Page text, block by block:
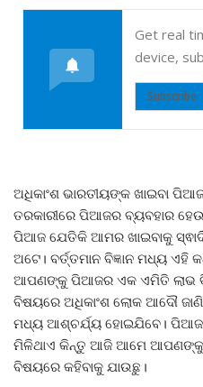
Get real
device,
Subscribe
ଅଧିକାଂଶ ଭାରତୀୟଙ୍କ ଖାଇବା ପିଆଜ
ତରକାରୀରେ ପିଆଜର ବ୍ୟବହାର
ପିଆଜ ଯେତିକି ଆମର ଖାଇବାକୁ
ଅଟେ। ବର୍ତ୍ତମାନ ବିଜ୍ଞାନ ମଧ୍ୟ
ଆପଣଙ୍କୁ ପିଆଜର ଏକ ଏମିତି ଲାଭ
ବିଷୟରେ ଅଧିକାଂଶ ଲୋକ ଆଦୌ
ମଧ୍ୟ ଆଶ୍ଚର୍ଯ୍ୟ ହୋଇଯିବେ।
ମିଳିଥାଏ କିନ୍ତୁ ଆଜି ଆମେ ଆପଣଙ୍କୁ
ବିଷୟରେ କହିବାକୁ ଯାଉଛୁ।